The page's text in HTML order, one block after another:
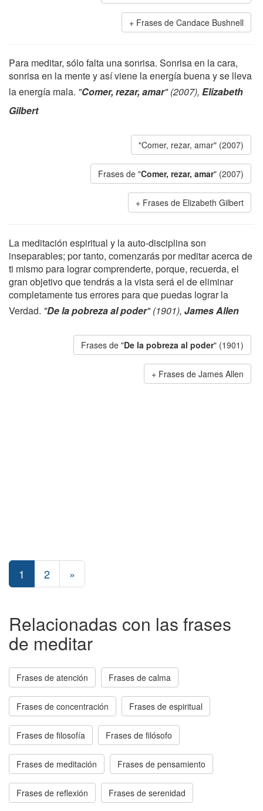
Frases de Candace Bushnell
Para meditar, sólo falta una sonrisa. Sonrisa en la cara,
sonrisa en la mente y así viene la energía buena y se lleva
la energía mala. "Comer, rezar, amar" (2007), Elizabeth
Gilbert
"Comer, rezar, amar" (2007)
Frases de "Comer, rezar, amar" (2007)
Frases de Elizabeth Gilbert
La meditación espiritual y la auto-disciplina son
inseparables; por tanto, comenzarás por meditar acerca de
ti mismo para lograr comprenderte, porque, recuerda, el
gran objetivo que tendrás a la vista será el de eliminar
completamente tus errores para que puedas lograr la
Verdad. "De la pobreza al poder" (1901), James Allen
Frases de "De la pobreza al poder" (1901)
Frases de James Allen
1 2 »
Relacionadas con las frases
de meditar
Frases de atención Frases de calma
Frases de concentración Frases de espiritual
Frases de filosofía Frases de filósofo
Frases de meditación Frases de pensamiento
Frases de reflexión Frases de serenidad